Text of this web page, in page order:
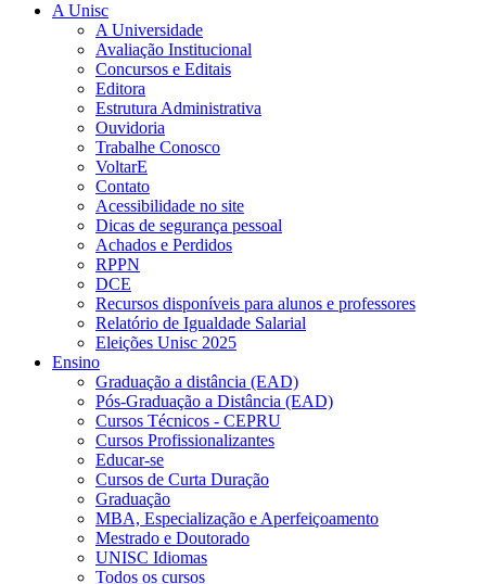
A Unisc
A Universidade
Avaliação Institucional
Concursos e Editais
Editora
Estrutura Administrativa
Ouvidoria
Trabalhe Conosco
VoltarE
Contato
Acessibilidade no site
Dicas de segurança pessoal
Achados e Perdidos
RPPN
DCE
Recursos disponíveis para alunos e professores
Relatório de Igualdade Salarial
Eleições Unisc 2025
Ensino
Graduação a distância (EAD)
Pós-Graduação a Distância (EAD)
Cursos Técnicos - CEPRU
Cursos Profissionalizantes
Educar-se
Cursos de Curta Duração
Graduação
MBA, Especialização e Aperfeiçoamento
Mestrado e Doutorado
UNISC Idiomas
Todos os cursos